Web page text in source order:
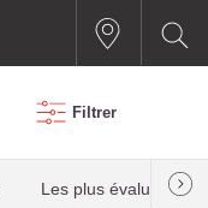
Filtrer
Les plus évalués